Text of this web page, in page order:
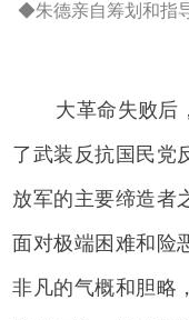
◆朱德亲自筹划和指
大革命失败后
了武装反抗国民党
放军的主要缔造者
面对极端困难和险
非凡的气概和胆略